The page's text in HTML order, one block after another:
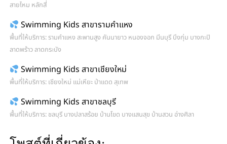
สายไหม หลักสี่
Swimming Kids สาขารามคำแหง
พื้นที่ให้บริการ: รามคำแหง สะพานสูง คันนายาว หนองจอก มีนบุรี บึงกุ่ม บางกะปิ
ลาดพร้าว ลาดกระบัง
Swimming Kids สาขาเชียงใหม่
พื้นที่ให้บริการ: เชียงใหม่ แม่เหียะ ป่าแดด สุเทพ
Swimming Kids สาขาชลบุรี
พื้นที่ให้บริการ: ชลบุรี บางปลาสร้อย บ้านโขด บางแสนสุข บ้านสวน อ่างศิลา